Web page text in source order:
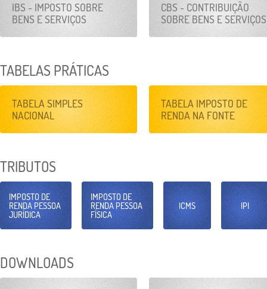
IBS - IMPOSTO SOBRE
BENS E SERVIÇOS
CBS - CONTRIBUIÇÃO
SOBRE BENS E SERVIÇOS
TABELAS PRÁTICAS
TABELA SIMPLES
NACIONAL
TABELA IMPOSTO DE
RENDA NA FONTE
TRIBUTOS
IMPOSTO DE
RENDA PESSOA
JURÍDICA
IMPOSTO DE
RENDA PESSOA
FÍSICA
ICMS IPI
DOWNLOADS